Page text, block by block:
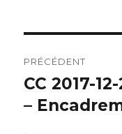
de
l’article
PRÉCÉDENT
Article
précédent :
CC 2017-
–